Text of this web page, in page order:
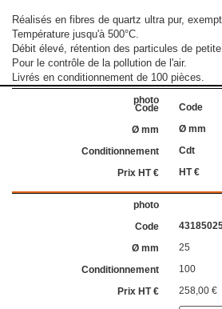
Réalisés en fibres de quartz ultra pur,
Température jusqu'à 500°C.
Débit élevé, rétention des particules de
Pour le contrôle de la pollution de l'air.
Livrés en conditionnement de 100 pièces.
Code
Ø mm
Cdt
HT €
25
100
258,00 €